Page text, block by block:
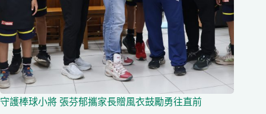
守護棒球小將 張芬郁攜家長贈風衣鼓勵勇往直前